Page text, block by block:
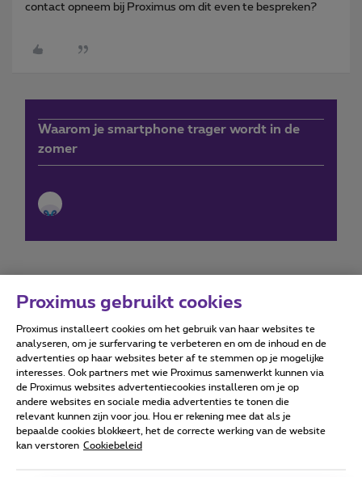
contact opneem bij Proximus om dit even te bespreken?
Waarom je smartphone trager wordt in de
zomer
Forumvoorwaarden Accessibility statement
Alle rechten voorbehouden. © Proximus
Algemene voorwaarden, consumenteninfo
Proximus gebruikt cookies
Proximus installeert cookies om het gebruik van haar websites te
analyseren, om je surfervaring te verbeteren en om de inhoud en de
advertenties op haar websites beter af te stemmen op je mogelijke
interesses. Ook partners met wie Proximus samenwerkt kunnen via
de Proximus websites advertentiecookies installeren om je op
andere websites en sociale media advertenties te tonen die
relevant kunnen zijn voor jou. Hou er rekening mee dat als je
bepaalde cookies blokkeert, het de correcte werking van de website
kan verstoren Cookiebeleid